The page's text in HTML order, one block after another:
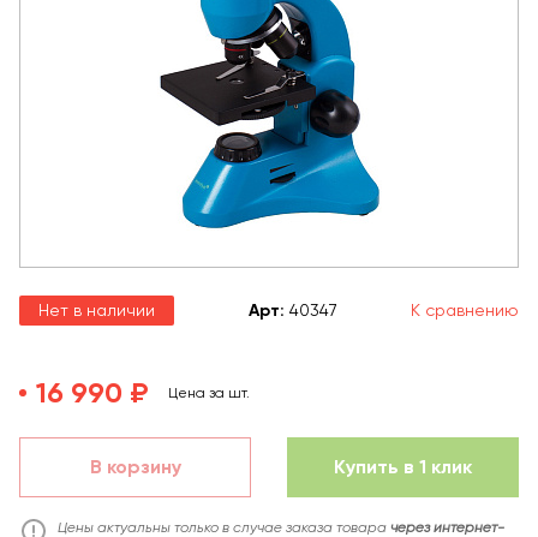
Нет в наличии Арт: 40347 К сравнению
16 990 ₽ Цена за шт.
В корзину Купить в 1 клик
Цены актуальны только в случае заказа товара через интернет-